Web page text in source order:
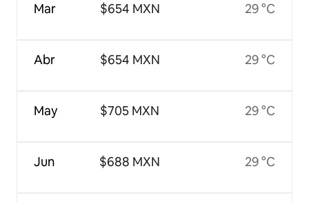
Mar
Abr
May
Jun
$654 MXN
$654 MXN
$705 MXN
$688 MXN
29 °C
29 °C
29 °C
29 °C